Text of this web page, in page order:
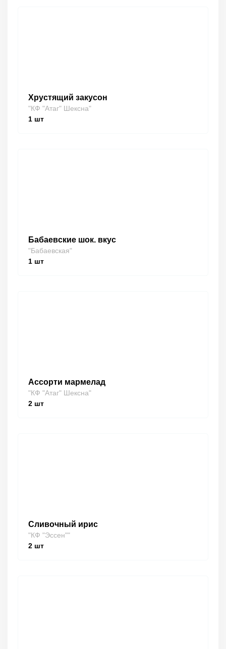
Хрустящий закусон
"КФ "Атаг" Шексна"
1 шт
Бабаевские шок. вкус
"Бабаевская"
1 шт
Ассорти мармелад
"КФ "Атаг" Шексна"
2 шт
Сливочный ирис
"КФ "Эссен""
2 шт